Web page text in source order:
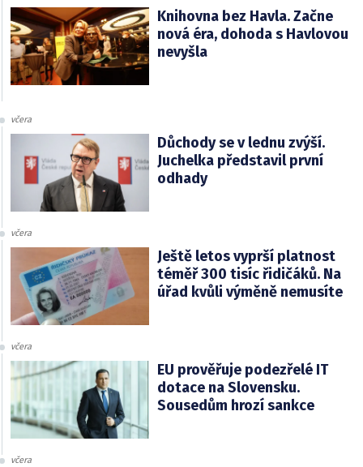
Knihovna bez Havla. Začne
nová éra, dohoda s Havlovou
nevyšla
včera
Důchody se v lednu zvýší.
Juchelka představil první
odhady
včera
Ještě letos vyprší platnost
téměř 300 tisíc řidičáků. Na
úřad kvůli výměně nemusíte
včera
EU prověřuje podezřelé IT
dotace na Slovensku.
Sousedům hrozí sankce
včera